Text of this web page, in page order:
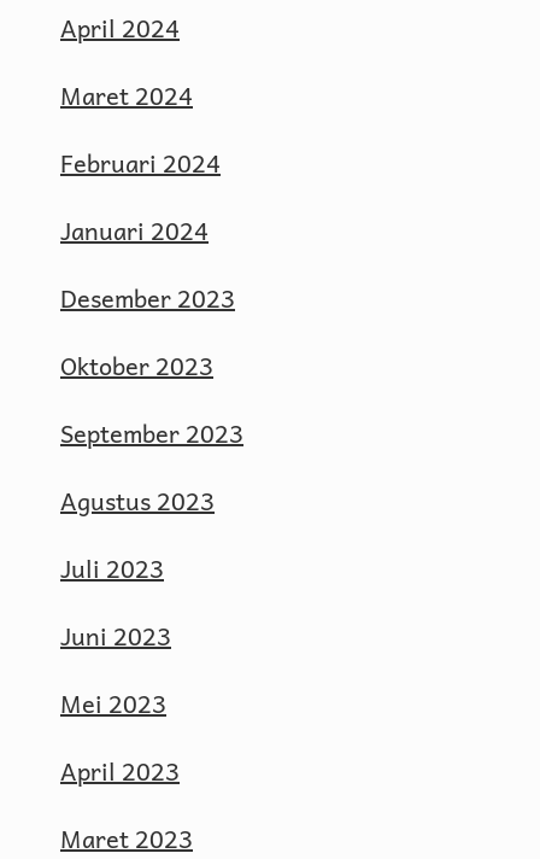
April 2024
Maret 2024
Februari 2024
Januari 2024
Desember 2023
Oktober 2023
September 2023
Agustus 2023
Juli 2023
Juni 2023
Mei 2023
April 2023
Maret 2023